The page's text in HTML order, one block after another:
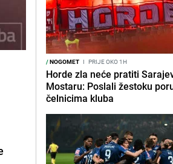
/NOGOMET I PRIJE OKO 1H
Horde zla neće pratiti
Mostaru: Poslali žestoku
čelnicima kluba